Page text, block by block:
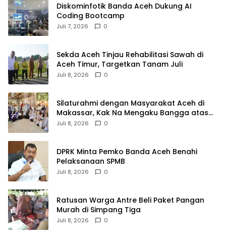
Diskominfotik Banda Aceh Dukung AI
Coding Bootcamp
Juli 7, 2026 0
Sekda Aceh Tinjau Rehabilitasi Sawah di
Aceh Timur, Targetkan Tanam Juli
Juli 8, 2026 0
Silaturahmi dengan Masyarakat Aceh di
Makassar, Kak Na Mengaku Bangga atas
Kekompakan Perantau Aceh
Juli 8, 2026 0
DPRK Minta Pemko Banda Aceh Benahi
Pelaksanaan SPMB
Juli 8, 2026 0
Ratusan Warga Antre Beli Paket Pangan
Murah di Simpang Tiga
Juli 8, 2026 0